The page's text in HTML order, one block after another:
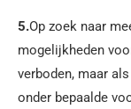
5.Op zoek naar
mogelijkheden
verboden, maar
onder bepaalde